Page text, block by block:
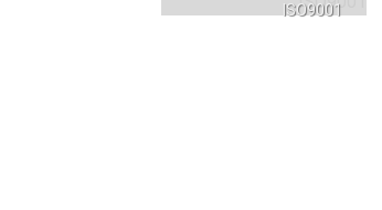
ISO9001